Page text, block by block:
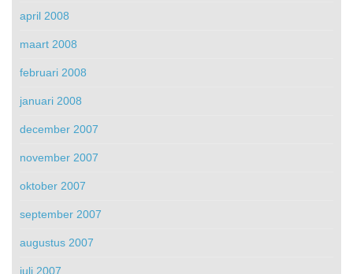
april 2008
maart 2008
februari 2008
januari 2008
december 2007
november 2007
oktober 2007
september 2007
augustus 2007
juli 2007